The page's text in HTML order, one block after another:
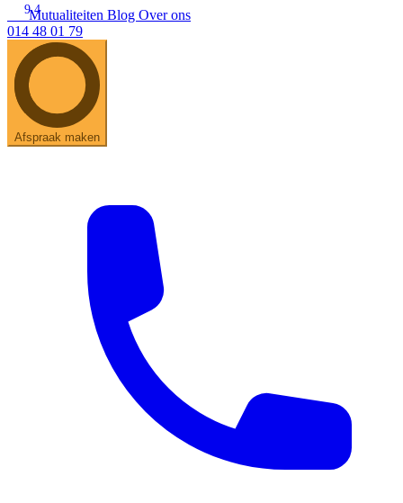
Zoeken
Snel zoeken
Hoorapparaatbatterijen
ReSound Vivia
Oticon IntentSignia Silk
9.4
Mutualiteiten Blog Over ons
014 48 01 79
Afspraak maken